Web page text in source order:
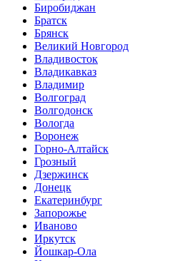
Биробиджан
Братск
Брянск
Великий Новгород
Владивосток
Владикавказ
Владимир
Волгоград
Волгодонск
Вологда
Воронеж
Горно-Алтайск
Грозный
Дзержинск
Донецк
Екатеринбург
Запорожье
Иваново
Иркутск
Йошкар-Ола